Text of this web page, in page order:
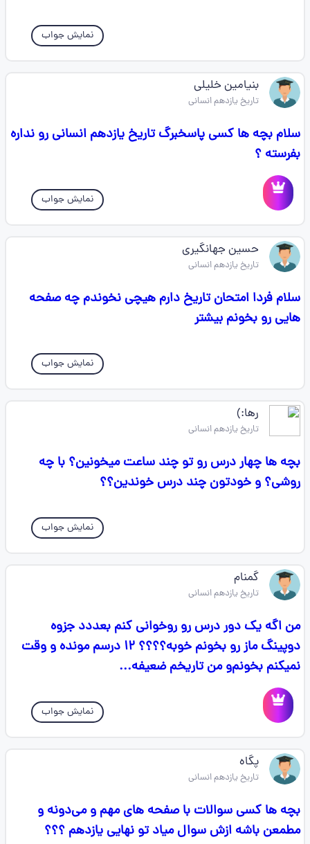
نمایش جواب
بنیامین خلیلی
تاریخ یازدهم انسانی
سلام بچه ها کسی پاسخبرگ تاریخ یازدهم انسانی رو نداره
بفرسته ؟
نمایش جواب
حسین جهانگیری
تاریخ یازدهم انسانی
سلام فردا امتحان تاریخ دارم هیچی نخوندم چه صفحه
هایی رو بخونم بیشتر
نمایش جواب
رها:)
تاریخ یازدهم انسانی
بچه ها چهار درس رو تو چند ساعت میخونین؟ با چه
روشی؟ و خودتون چند درس خوندین؟؟
نمایش جواب
گمنام
تاریخ یازدهم انسانی
من اگه یک دور درس رو روخوانی کنم بعددد جزوه
دوپینگ ماز رو بخونم خوبه؟؟؟؟ ۱۲ درسم مونده و وقت
نمیکنم بخونم‌و من تاریخم ضعیفه...
نمایش جواب
پگاه
تاریخ یازدهم انسانی
بچه ها کسی سوالات با صفحه های مهم و می‌دونه و
مطمعن باشه ازش سوال میاد تو نهایی یازدهم ؟؟؟